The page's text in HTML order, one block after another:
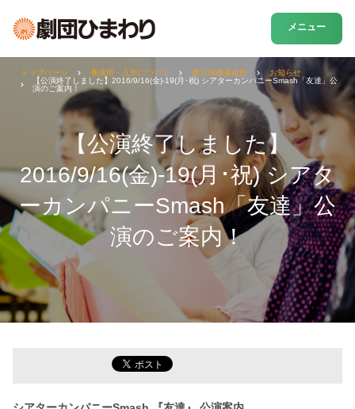
メニュー
【公演終了しました】
2016/9/16(金)-19(月･祝) シアタ
ーカンパニーSmash「友達」公
演のご案内！
トップページ 養成所・入所について 東京俳優養成所
お知らせ
【公演終了しました】2016/9/16(金)-19(月･祝) シアターカンパニーSmash「友達」公
演のご案内！